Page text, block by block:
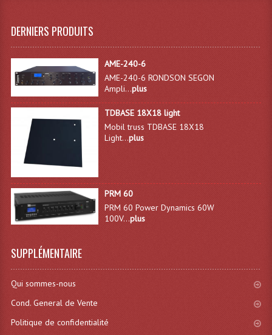
Peripheriques Traitements Et Accessoires
Pupitre Pour Discours
Samplers, Échantillonneurs
Système Sans Fil In-Ear Monitoring
Table Mixages Et Contrôleurs & Consoles
Controleurs DJ USB / MP3
Consoles Sono Et Studio
Boules À Facettes
DERNIERS PRODUITS
AME-240-6
AME-240-6 RONDSON SEGON
Ampli...plus
TDBASE 18X18 light
Mobil truss TDBASE 18X18
Light...plus
PRM 60
PRM 60 Power Dynamics 60W
100V...plus
SUPPLÉMENTAIRE
Qui sommes-nous
Cond. General de Vente
Politique de confidentialité